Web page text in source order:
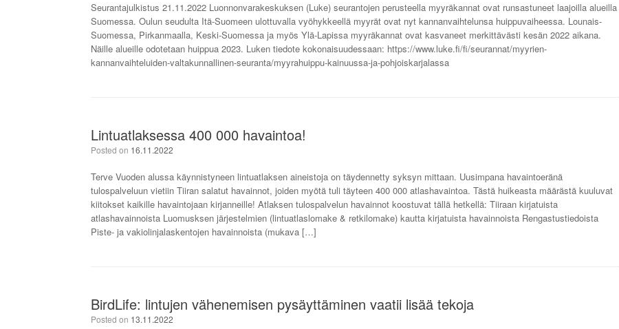
Seurantajulkistus 21.11.2022 Luonnonvarakeskuksen (Luke) seurantojen perusteella myyräkannat ovat runsastuneet laajoilla alueilla
Suomessa. Oulun seudulta Itä-Suomeen ulottuvalla vyöhykkeellä myyrät ovat nyt kannanvaihtelunsa huippuvaiheessa. Lounais-
Suomessa, Pirkanmaalla, Keski-Suomessa ja myös Ylä-Lapissa myyräkannat ovat kasvaneet merkittävästi kesän 2022 aikana.
Näille alueille odotetaan huippua 2023. Luken tiedote kokonaisuudessaan: https://www.luke.fi/fi/seurannat/myyrien-
kannanvaihteluiden-valtakunnallinen-seuranta/myyrahuippu-kainuussa-ja-pohjoiskarjalassa
Lintuatlaksessa 400 000 havaintoa!
Posted on 16.11.2022
Terve Vuoden alussa käynnistyneen lintuatlaksen aineistoja on täydennetty syksyn mittaan. Uusimpana havaintoeränä
tulospalveluun vietiin Tiiran salatut havainnot, joiden myötä tuli täyteen 400 000 atlashavaintoa. Tästä huikeasta määrästä kuuluvat
kiitokset kaikille havaintojaan kirjanneille! Atlaksen tulospalvelun havainnot koostuvat tällä hetkellä: Tiiraan kirjatuista
atlashavainnoista Luomusksen järjestelmien (lintuatlaslomake & retkilomake) kautta kirjatuista havainnoista Rengastustiedoista
Piste- ja vakiolinjalaskentojen havainnoista (mukava […]
BirdLife: lintujen vähenemisen pysäyttäminen vaatii lisää tekoja
Posted on 13.11.2022